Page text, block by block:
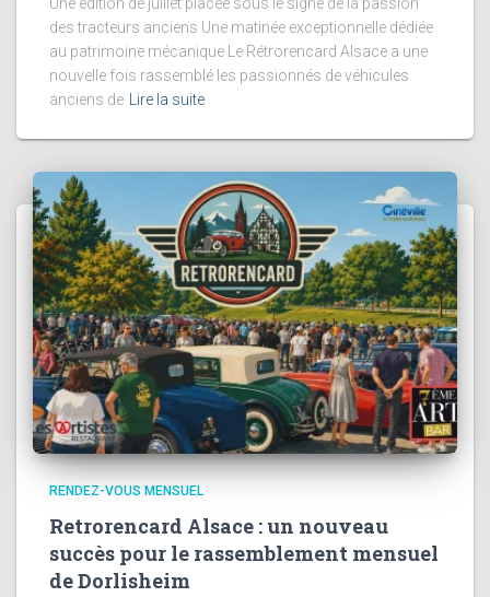
des tracteurs anciens Une matinée exceptionnelle dédiée
au patrimoine mécanique Le Rétrorencard Alsace a une
nouvelle fois rassemblé les passionnés de véhicules
anciens de
Lire la suite
RENDEZ-VOUS MENSUEL
Retrorencard Alsace : un nouveau
succès pour le rassemblement mensuel
de Dorlisheim